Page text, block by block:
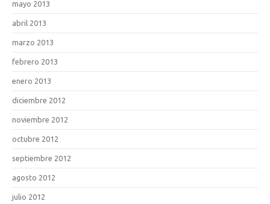
mayo 2013
abril 2013
marzo 2013
febrero 2013
enero 2013
diciembre 2012
noviembre 2012
octubre 2012
septiembre 2012
agosto 2012
julio 2012